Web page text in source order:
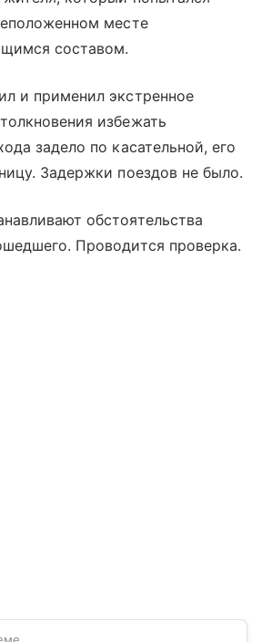
месте
составом.
и применил экстренное
избежать
задело по касательной, его
Задержки поездов не было.
обстоятельства
Проводится проверка.